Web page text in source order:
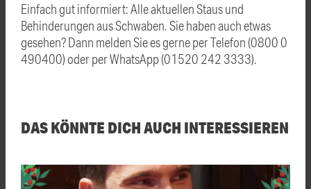
Einfach gut informiert: Alle aktuellen Staus und
Behinderungen aus Schwaben. Sie haben auch etwas
gesehen? Dann melden Sie es gerne per Telefon (0800 0
490400) oder per WhatsApp (01520 242 3333).
DAS KÖNNTE DICH AUCH INTERESSIEREN